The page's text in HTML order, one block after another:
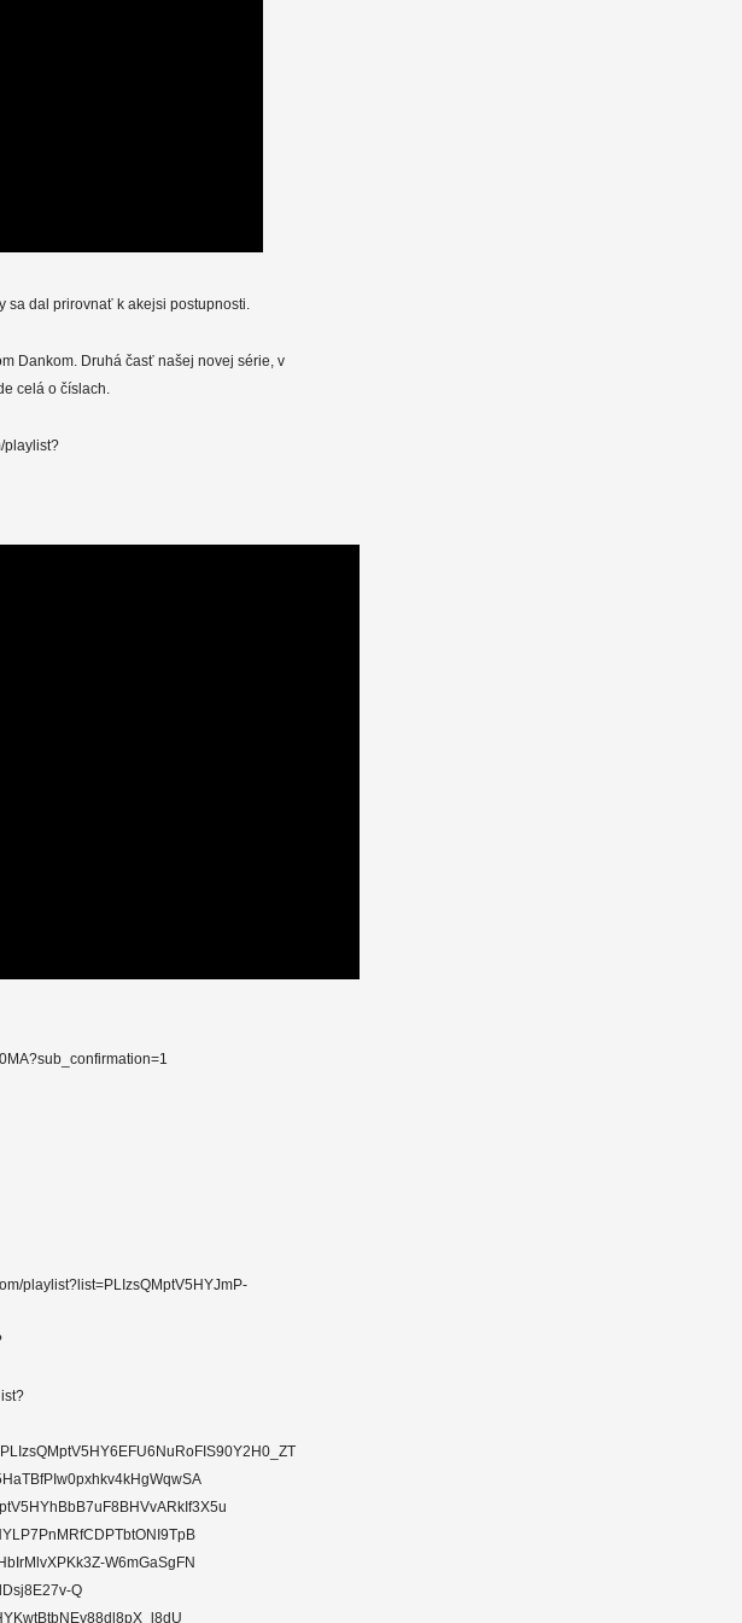
sa dal prirovnať k akejsi postupnosti.
Dankom. Druhá časť našej novej série, v
celá o číslach.
playlist?
playlist?list=PLIzsQMptV5HYJmP-
W6mGaSgFN
Q